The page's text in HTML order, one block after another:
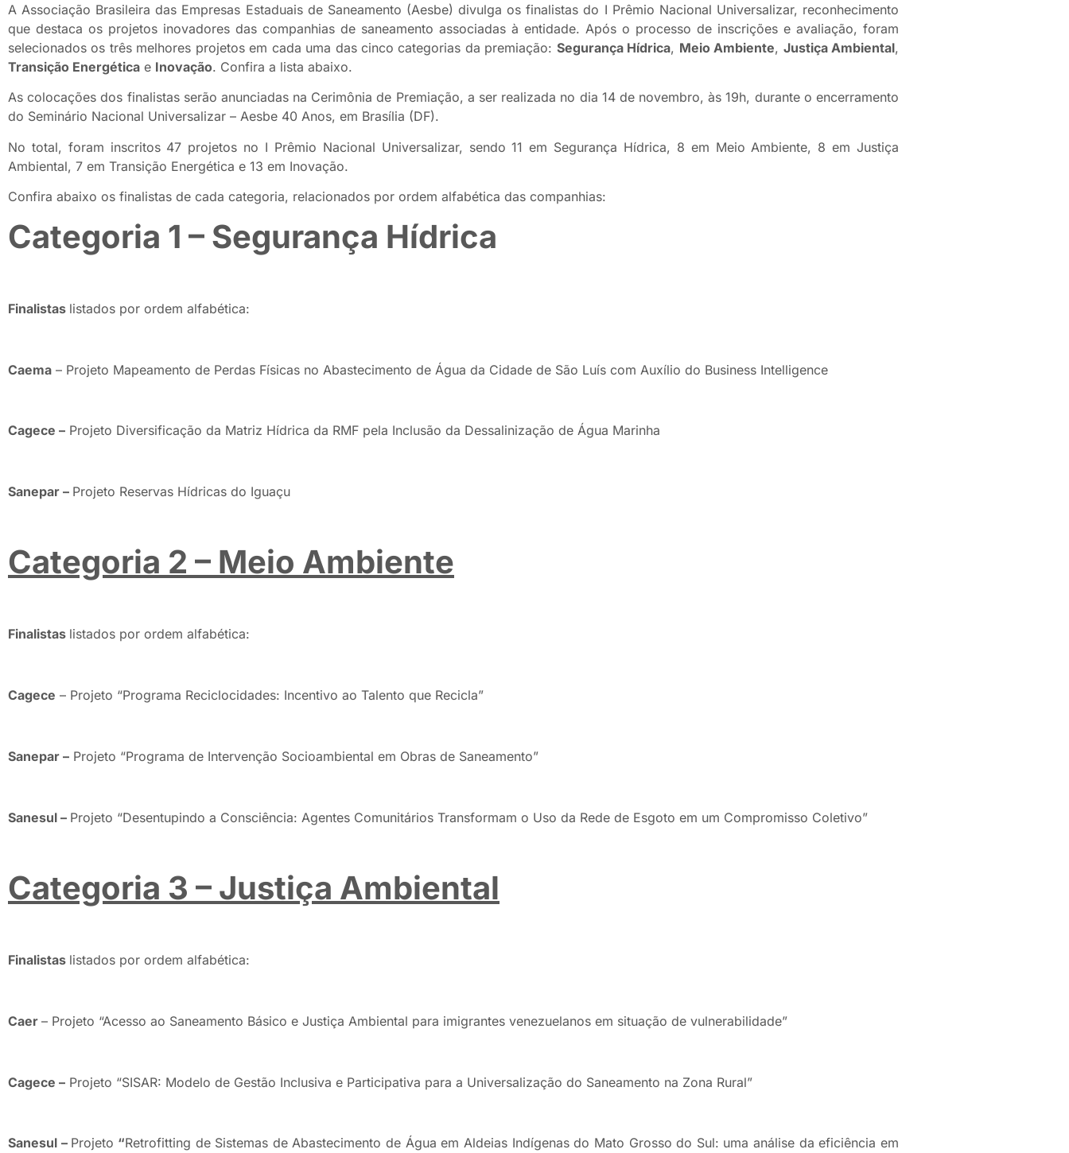
A Associação Brasileira das Empresas Estaduais de Saneamento (Aesbe) divulga os finalistas do I Prêmio Nacional Universalizar, reconhecimento
que destaca os projetos inovadores das companhias de saneamento associadas à entidade. Após o processo de inscrições e avaliação, foram
selecionados os três melhores projetos em cada uma das cinco categorias da premiação: Segurança Hídrica, Meio Ambiente, Justiça Ambiental,
Transição Energética e Inovação. Confira a lista abaixo.
As colocações dos finalistas serão anunciadas na Cerimônia de Premiação, a ser realizada no dia 14 de novembro, às 19h, durante o encerramento
do Seminário Nacional Universalizar – Aesbe 40 Anos, em Brasília (DF).
No total, foram inscritos 47 projetos no I Prêmio Nacional Universalizar, sendo 11 em Segurança Hídrica, 8 em Meio Ambiente, 8 em Justiça
Ambiental, 7 em Transição Energética e 13 em Inovação.
Confira abaixo os finalistas de cada categoria, relacionados por ordem alfabética das companhias:
Categoria 1 – Segurança Hídrica
Finalistas listados por ordem alfabética:
Caema – Projeto Mapeamento de Perdas Físicas no Abastecimento de Água da Cidade de São Luís com Auxílio do Business Intelligence
Cagece – Projeto Diversificação da Matriz Hídrica da RMF pela Inclusão da Dessalinização de Água Marinha
Sanepar – Projeto Reservas Hídricas do Iguaçu
Categoria 2 – Meio Ambiente
Finalistas listados por ordem alfabética:
Cagece – Projeto “Programa Reciclocidades: Incentivo ao Talento que Recicla”
Sanepar – Projeto “Programa de Intervenção Socioambiental em Obras de Saneamento”
Sanesul – Projeto “Desentupindo a Consciência: Agentes Comunitários Transformam o Uso da Rede de Esgoto em um Compromisso Coletivo”
Categoria 3 – Justiça Ambiental
Finalistas listados por ordem alfabética:
Caer – Projeto “Acesso ao Saneamento Básico e Justiça Ambiental para imigrantes venezuelanos em situação de vulnerabilidade”
Cagece – Projeto “SISAR: Modelo de Gestão Inclusiva e Participativa para a Universalização do Saneamento na Zona Rural”
Sanesul – Projeto “Retrofitting de Sistemas de Abastecimento de Água em Aldeias Indígenas do Mato Grosso do Sul: uma análise da eficiência em